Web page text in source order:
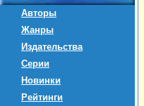
Авторы
Жанры
Издательства
Серии
Новинки
Рейтинги